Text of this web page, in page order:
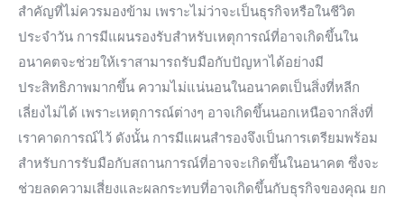
สำคัญที่ไม่ควรมองข้าม เพราะไม่ว่าจะเป็นธุรกิจหรือในชีวิต
ประจำวัน การมีแผนรองรับสำหรับเหตุการณ์ที่อาจเกิดขึ้นใน
อนาคตจะช่วยให้เราสามารถรับมือกับปัญหาได้อย่างมี
ประสิทธิภาพมากขึ้น ความไม่แน่นอนในอนาคตเป็นสิ่งที่หลีก
เลี่ยงไม่ได้ เพราะเหตุการณ์ต่างๆ อาจเกิดขึ้นนอกเหนือจากสิ่งที่
เราคาดการณ์ไว้ ดังนั้น การมีแผนสำรองจึงเป็นการเตรียมพร้อม
สำหรับการรับมือกับสถานการณ์ที่อาจจะเกิดขึ้นในอนาคต ซึ่งจะ
ช่วยลดความเสี่ยงและผลกระทบที่อาจเกิดขึ้นกับธุรกิจของคุณ ยก